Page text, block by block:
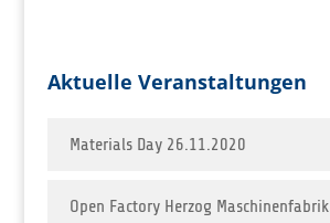
Aktuelle Veranstaltungen
Materials Day 26.11.2020
Open Factory Herzog Maschinenfabrik